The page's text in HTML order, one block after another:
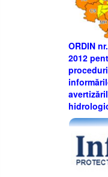
ORDIN
2012